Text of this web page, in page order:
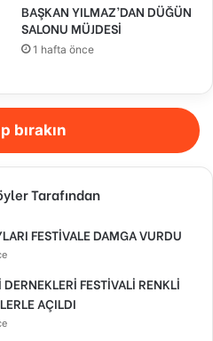
BAŞKAN YILMAZ’DAN DÜĞÜN
SALONU MÜJDESİ
1 hafta önce
bırakın
Tarafından
FESTİVALE DAMGA VURDU
FESTİVALİ RENKLİ
AÇILDI